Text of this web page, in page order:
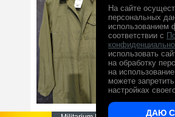
Состояние:
уведомить
Армейский
полностью
дефектами
подробнее
На сайте
персональных
использованием
соответствии с
использовать
на обработку
на
можете
настройках
ДАЮ